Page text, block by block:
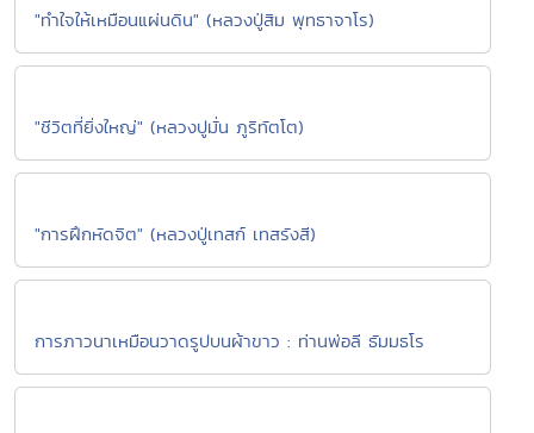
"ทำใจให้เหมือนแผ่นดิน" (หลวงปู่สิม พุทธาจาโร)
"ชีวิตที่ยิ่งใหญ่" (หลวงปูมั่น ภูริทัตโต)
"การฝึกหัดจิต" (หลวงปู่เทสก์ เทสรังสี)
การภาวนาเหมือนวาดรูปบนผ้าขาว : ท่านพ่อลี ธัมมธโร